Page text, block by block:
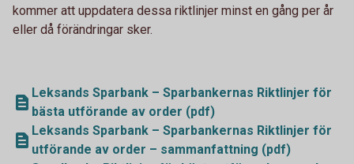
kommer att uppdatera dessa riktlinjer minst en gång per år
eller då förändringar sker.
Leksands Sparbank – Sparbankernas Riktlinjer för
bästa utförande av order (pdf)
Leksands Sparbank – Sparbankernas Riktlinjer för
utförande av order – sammanfattning (pdf)